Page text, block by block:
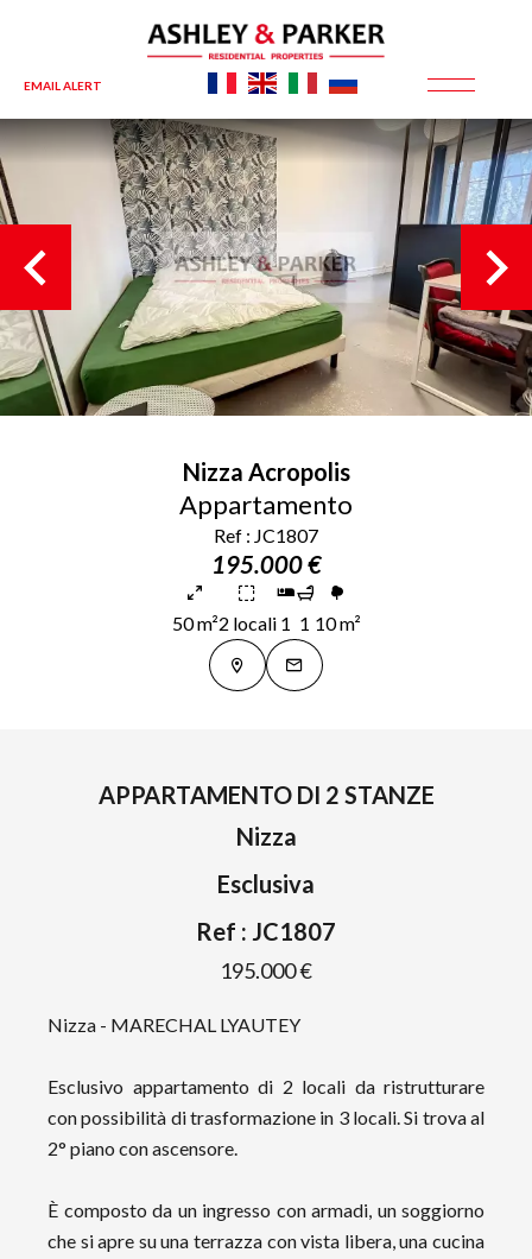
EMAIL ALERT
Nizza Acropolis
Appartamento
Ref : JC1807
195.000 €
50 m²2 locali 1 1 10 m²
APPARTAMENTO DI 2 STANZE
Nizza
Esclusiva
Ref : JC1807
195.000 €
Nizza - MARECHAL LYAUTEY
Esclusivo appartamento di 2 locali da ristrutturare
con possibilità di trasformazione in 3 locali. Si trova al
2° piano con ascensore.
È composto da un ingresso con armadi, un soggiorno
che si apre su una terrazza con vista libera, una cucina